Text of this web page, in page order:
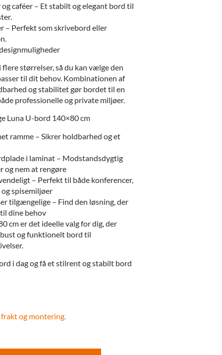
caféer – Et stabilt og elegant bord til
– Perfekt som skrivebord eller
størrelser, så du kan vælge den
til dit behov. Kombinationen af
og stabilitet gør bordet til en
professionelle og private miljøer.
Luna U-bord 140×80 cm
ramme – Sikrer holdbarhed og et
i laminat – Modstandsdygtig
og nem at rengøre
– Perfekt til både konferencer,
spisemiljøer
tilgængelige – Find den løsning, der
dine behov
cm er det ideelle valg for dig, der
og funktionelt bord til
i dag og få et stilrent og stabilt bord
og montering.